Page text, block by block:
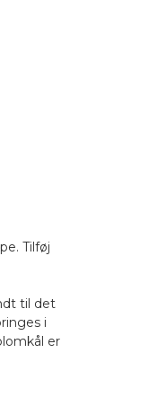
Tilføj
til det
i
er